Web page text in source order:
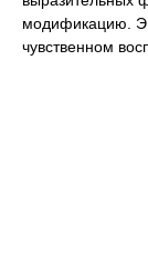
модификацию.
чувственном